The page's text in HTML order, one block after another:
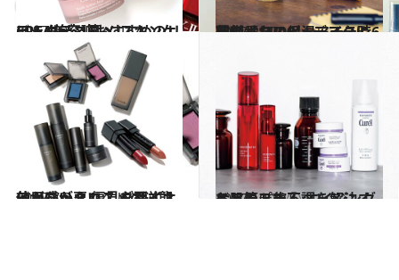
2017.10.3
CREA美容班おすすめのリラックスコスメ スキンケア＆ボディ篇
ビューティ＆ヘルス 2017.2.27
花の香りのビューティ時間割【11:00】 デスクに常備したい保湿アイテム6選
ビューティ＆ヘルス
2017.7.5
使用感が悪い？ ダサイ？ 効かない？ 偏見を覆すオーガニックコスメの逆襲
ビューティ＆ヘルス 2017.10.27
お肌のプチ不調を解決するヒント集① エイジングケア篇
ビューティ＆ヘルス